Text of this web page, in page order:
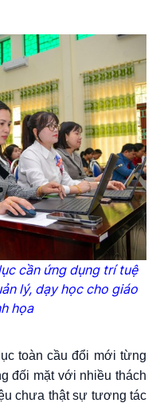
cần ứng dụng trí tuệ
lý, dạy học cho giáo
họa
toàn cầu đổi mới từng
đối mặt với nhiều thách
chưa thật sự tương tác